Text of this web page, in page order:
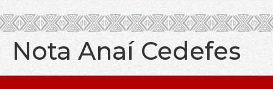
.
Nota Anaí Cedefes